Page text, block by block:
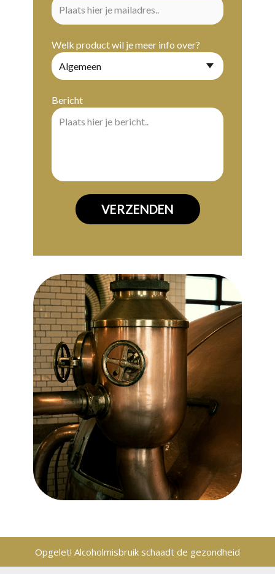
Welk product wil je meer info over?
Bericht
VERZENDEN
Opgelet! Alcoholmisbruik schaadt de gezondheid